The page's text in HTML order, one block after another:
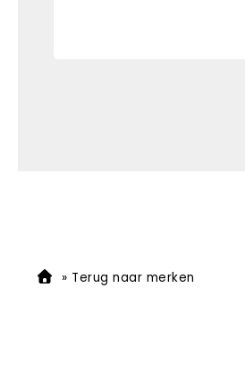
» Terug naar merken